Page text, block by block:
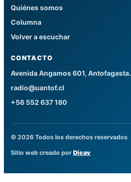
Quiénes somos
Columna
Volver a escuchar
CONTACTO
Avenida Angamos 601, Antofagasta.
radio@uantof.cl
+56 552 637 180
© 2026 Todos los derechos reservados
Sitio web creado por Dicav